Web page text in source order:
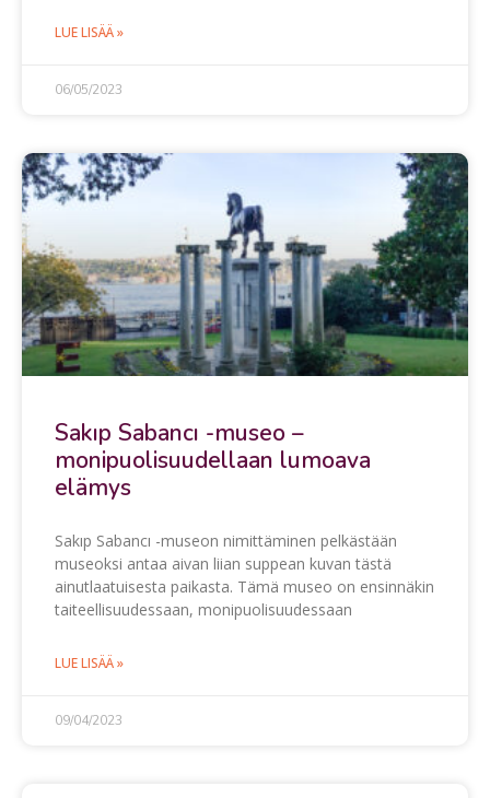
LUE LISÄÄ »
06/05/2023
Sakıp Sabancı -museo –
monipuolisuudellaan lumoava
elämys
Sakıp Sabancı -museon nimittäminen pelkästään
museoksi antaa aivan liian suppean kuvan tästä
ainutlaatuisesta paikasta. Tämä museo on ensinnäkin
taiteellisuudessaan, monipuolisuudessaan
LUE LISÄÄ »
09/04/2023